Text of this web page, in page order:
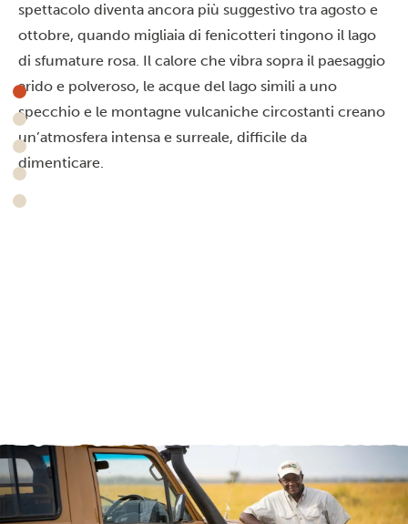
spettacolo diventa ancora più suggestivo tra agosto e
ottobre, quando migliaia di fenicotteri tingono il lago
di sfumature rosa. Il calore che vibra sopra il paesaggio
arido e polveroso, le acque del lago simili a uno
specchio e le montagne vulcaniche circostanti creano
un’atmosfera intensa e surreale, difficile da
dimenticare.